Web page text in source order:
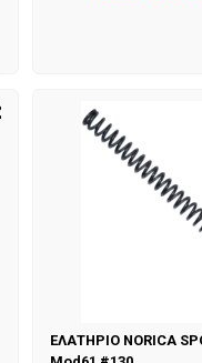
ΕΛΑΤΗΡΙΟ NORICA